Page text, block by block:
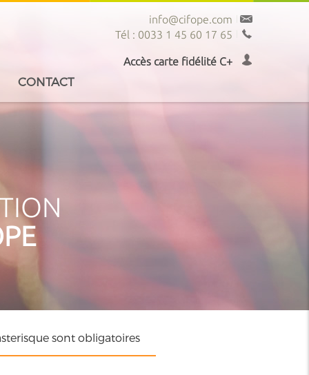
info@cifope.com
Tél : 0033 1 45 60 17 65
Accès carte fidélité C+
CONTACT
sont obligatoires